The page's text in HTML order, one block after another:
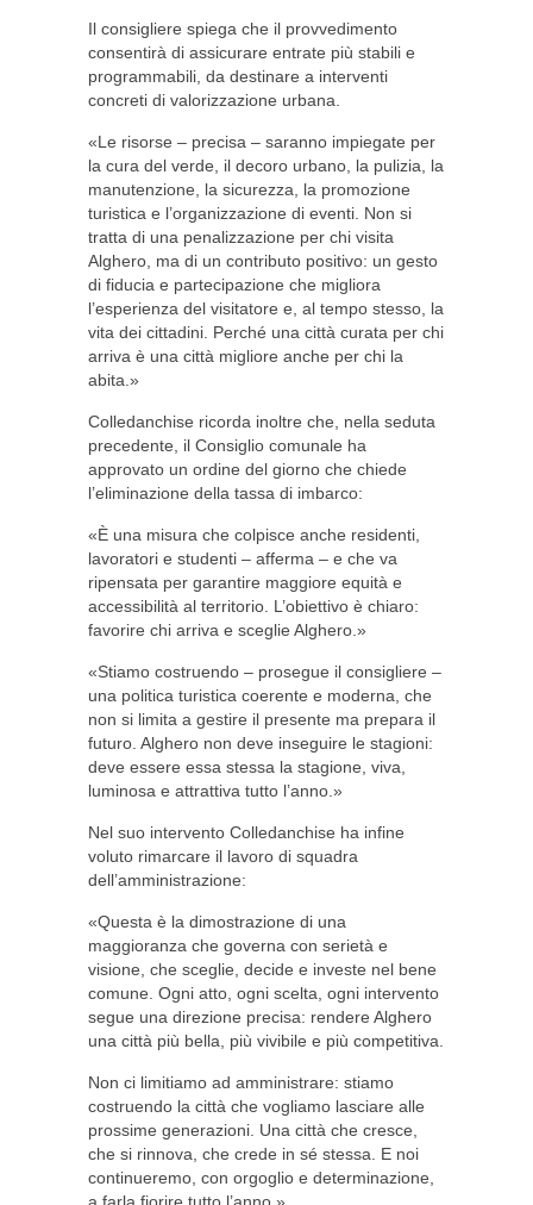
Il consigliere spiega che il provvedimento
consentirà di assicurare entrate più stabili e
programmabili, da destinare a interventi
concreti di valorizzazione urbana.
«Le risorse – precisa – saranno impiegate per
la cura del verde, il decoro urbano, la pulizia, la
manutenzione, la sicurezza, la promozione
turistica e l’organizzazione di eventi. Non si
tratta di una penalizzazione per chi visita
Alghero, ma di un contributo positivo: un gesto
di fiducia e partecipazione che migliora
l’esperienza del visitatore e, al tempo stesso, la
vita dei cittadini. Perché una città curata per chi
arriva è una città migliore anche per chi la
abita.»
Colledanchise ricorda inoltre che, nella seduta
precedente, il Consiglio comunale ha
approvato un ordine del giorno che chiede
l’eliminazione della tassa di imbarco:
«È una misura che colpisce anche residenti,
lavoratori e studenti – afferma – e che va
ripensata per garantire maggiore equità e
accessibilità al territorio. L’obiettivo è chiaro:
favorire chi arriva e sceglie Alghero.»
«Stiamo costruendo – prosegue il consigliere –
una politica turistica coerente e moderna, che
non si limita a gestire il presente ma prepara il
futuro. Alghero non deve inseguire le stagioni:
deve essere essa stessa la stagione, viva,
luminosa e attrattiva tutto l’anno.»
Nel suo intervento Colledanchise ha infine
voluto rimarcare il lavoro di squadra
dell’amministrazione:
«Questa è la dimostrazione di una
maggioranza che governa con serietà e
visione, che sceglie, decide e investe nel bene
comune. Ogni atto, ogni scelta, ogni intervento
segue una direzione precisa: rendere Alghero
una città più bella, più vivibile e più competitiva.
Non ci limitiamo ad amministrare: stiamo
costruendo la città che vogliamo lasciare alle
prossime generazioni. Una città che cresce,
che si rinnova, che crede in sé stessa. E noi
continueremo, con orgoglio e determinazione,